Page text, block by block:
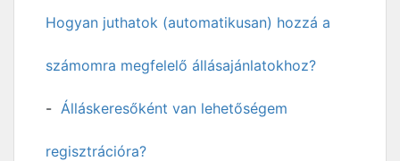
Hogyan juthatok (automatikusan) hozzá a
számomra megfelelő állásajánlatokhoz?
Álláskeresőként van lehetőségem
regisztrációra?